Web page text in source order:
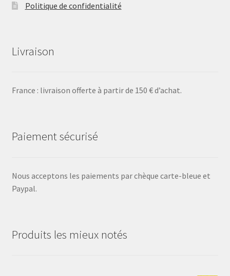
Politique de confidentialité
Livraison
France : livraison offerte à partir de 150 € d’achat.
Paiement sécurisé
Nous acceptons les paiements par chèque carte-bleue et
Paypal.
Produits les mieux notés